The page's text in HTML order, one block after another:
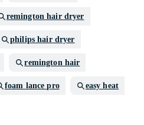
remington hair dryer
philips hair dryer
remington hair
foam lance pro easy heat